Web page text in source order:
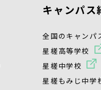
キャンパス
全国のキャンパ
星槎高等学校
星槎中学校
星槎もみじ中学